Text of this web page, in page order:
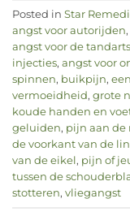
Posted in Star
angst voor autorijden,
angst voor de tandarts
injecties, angst voor
spinnen, buikpijn,
vermoeidheid, grote
koude handen en
geluiden, pijn aan de
de voorkant van de
van de eikel, pijn of
tussen de
stotteren, vliegangst